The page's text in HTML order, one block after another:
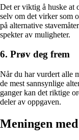
Det er viktig å huske at
selv om det virker som
på alternative
spekter av muligheter.
6. Prøv deg frem
Når du har vurdert alle
de mest sannsynlige
ganger kan det riktige
deler av oppgaven.
Meningen